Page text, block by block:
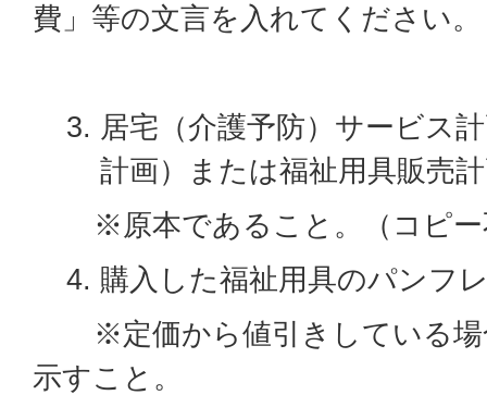
費」等の文言を入れてください。
居宅（介護予防）サービス
計画）または福祉用具販売
※原本であること。（コピー
購入した福祉用具のパンフ
※定価から値引きしている場
示すこと。